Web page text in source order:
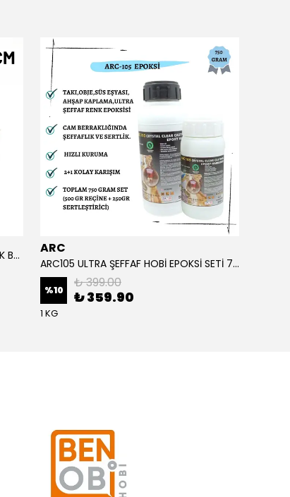
ALTIN YAPRAK VARAK SANATSAL BÜYÜK BOY FOLYO EPOKSİ REÇİNE NAİL ART 90 ADET 14X14 CM ALTIN RENK ARC
ARC105 ULTRA ŞEFFAF HOBİ EPOKSİ SETİ 750 GRAM
%10 ₺ 399.00
₺ 359.90
1 KG